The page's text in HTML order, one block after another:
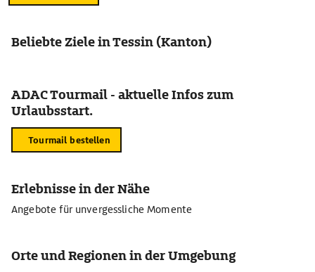
Beliebte Ziele in Tessin (Kanton)
ADAC Tourmail - aktuelle Infos zum
Urlaubsstart.
Tourmail bestellen
Erlebnisse in der Nähe
Angebote für unvergessliche Momente
Orte und Regionen in der Umgebung